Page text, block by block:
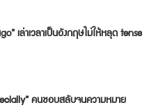
เล่าเวลาเป็นอังกฤษไม่ให้หลุด tense
คนชอบสลับจนความหมาย